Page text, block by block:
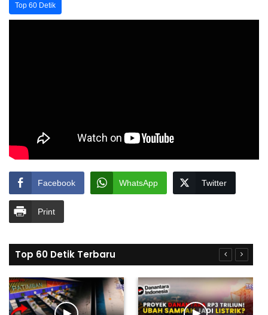
Top 60 Detik
Facebook WhatsApp Twitter
Print
Top 60 Detik Terbaru